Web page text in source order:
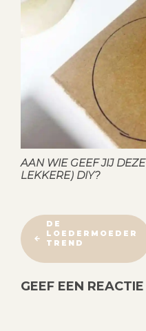
AAN WIE GEEF JIJ
LEKKERE) DIY?
B
E
R
C
DE
LOEDERMOEDER
TREND
GEEF EEN REACTIE